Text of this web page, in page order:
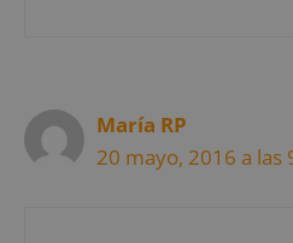
María RP
20 mayo, 2016 a las